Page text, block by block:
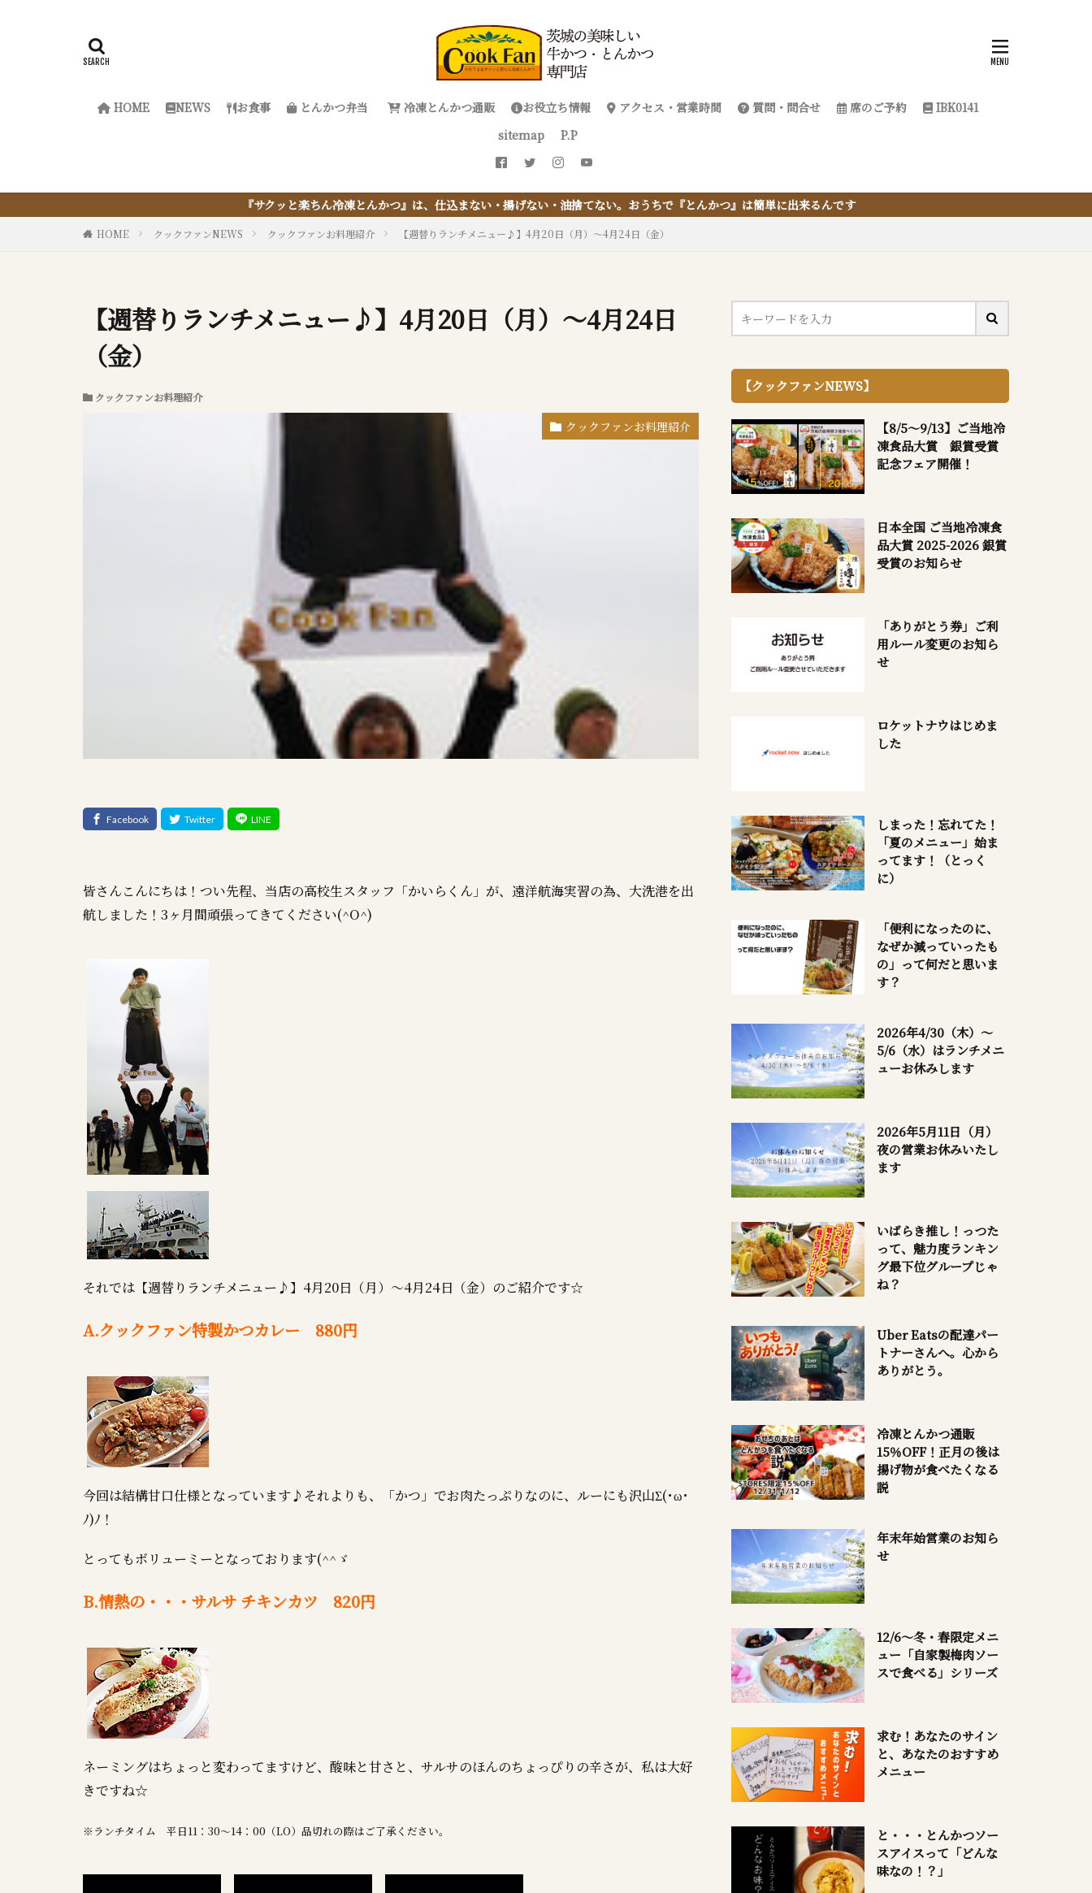
HOME NEWS お食事 とんかつ弁当 冷凍とんかつ通販 お役立ち情報 アクセス・営業時間 質問・問合せ 席のご予約
IBK0141
sitemap
P.P
『サクッと楽ちん冷凍とんかつ』は、仕込まない・揚げない・油捨てない。おうちで『とんかつ』は簡単に出来るんです
HOME クックファンNEWS クックファンお料理紹介 【週替りランチメニュー♪】4月20日（月）～4月24日（金）
【週替りランチメニュー♪】4月20日（月）～4月24日
（金）
クックファンお料理紹介
クックファンお料理紹介
皆さんこんにちは！つい先程、当店の高校生スタッフ「かいらくん」が、遠洋航海実習の為、大洗港を出
航しました！3ヶ月間頑張ってきてください(^O^)
それでは【週替りランチメニュー♪】4月20日（月）～4月24日（金）のご紹介です☆
A.クックファン特製かつカレー 880円
今回は結構甘口仕様となっています♪それよりも、「かつ」でお肉たっぷりなのに、ルーにも沢山Σ(･ω･
ﾉ)ﾉ！
とってもボリューミーとなっております(^^ゞ
B.情熱の・・・サルサ チキンカツ 820円
ネーミングはちょっと変わってますけど、酸味と甘さと、サルサのほんのちょっぴりの辛さが、私は大好
きですね☆
※ランチタイム 平日11：30～14：00（LO）品切れの際はご了承ください。
【クックファンNEWS】
【8/5～9/13】ご当地冷
凍食品大賞 銀賞受賞
記念フェア開催！
日本全国 ご当地冷凍食
品大賞 2025-2026 銀賞
受賞のお知らせ
「ありがとう券」ご利
用ルール変更のお知ら
せ
ロケットナウはじめま
した
しまった！忘れてた！
「夏のメニュー」始ま
ってます！（とっく
に）
「便利になったのに、
なぜか減っていったも
の」って何だと思いま
す？
2026年4/30（木）～
5/6（水）はランチメニ
ューお休みします
2026年5月11日（月）
夜の営業お休みいたし
ます
いばらき推し！っつた
って、魅力度ランキン
グ最下位グループじゃ
ね？
Uber Eatsの配達パー
トナーさんへ。心から
ありがとう。
冷凍とんかつ通販
15％OFF！正月の後は
揚げ物が食べたくなる
説
年末年始営業のお知ら
せ
12/6～冬・春限定メニ
ュー「自家製梅肉ソー
スで食べる」シリーズ
求む！あなたのサイン
と、あなたのおすすめ
メニュー
と・・・とんかつソー
スアイスって「どんな
味なの！？」